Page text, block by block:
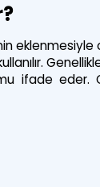
eklenmesiyle
ifade eder.